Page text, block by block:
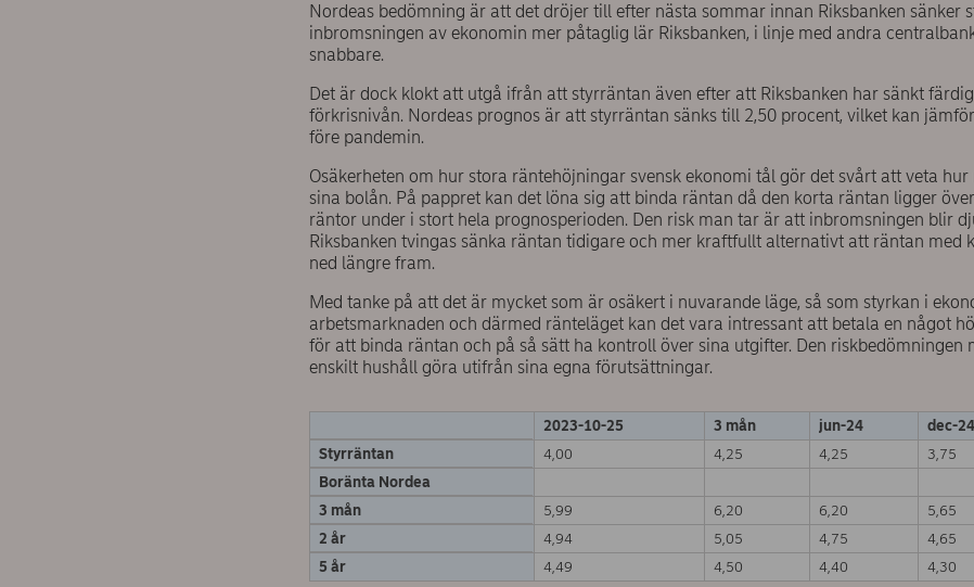
Nordeas bedömning är att det dröjer till efter nästa sommar innan Riksbanken sänker
inbromsningen av ekonomin mer påtaglig lär Riksbanken, i linje med andra
snabbare.
Det är dock klokt att utgå ifrån att styrräntan även efter att Riksbanken har sänkt
förkrisnivån. Nordeas prognos är att styrräntan sänks till 2,50 procent, vilket kan
före pandemin.
Osäkerheten om hur stora räntehöjningar svensk ekonomi tål gör det svårt att veta
sina bolån. På pappret kan det löna sig att binda räntan då den korta räntan ligger
räntor under i stort hela prognosperioden. Den risk man tar är att inbromsningen blir
Riksbanken tvingas sänka räntan tidigare och mer kraftfullt alternativt att räntan med
ned längre fram.
Med tanke på att det är mycket som är osäkert i nuvarande läge, så som styrkan i
arbetsmarknaden och därmed ränteläget kan det vara intressant att betala en något
för att binda räntan och på så sätt ha kontroll över sina utgifter. Den riskbedömningen
enskilt hushåll göra utifrån sina egna förutsättningar.
2023-10-25 3 mån jun-24 dec-24
Styrräntan
4,00 4,25 4,25 3,75
Boränta Nordea
3 mån
5,99 6,20 6,20 5,65
2 år
4,94 5,05 4,75 4,65
5 år
4,49 4,50 4,40 4,30